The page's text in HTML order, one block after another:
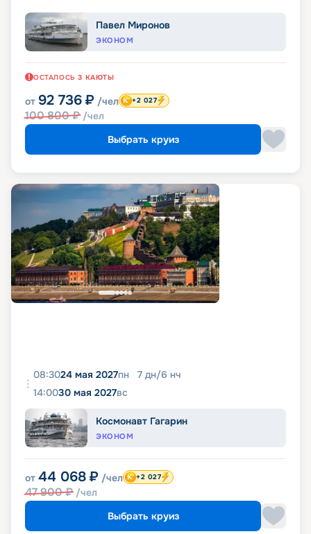
Павел Миронов
ЭКОНОМ
ОСТАЛОСЬ 3 КАЮТЫ
от 92 736 ₽ /чел
100 800₽ /чел
+2 027
Выбрать круиз
08:3024 мая 2027пн 7 дн/6 нч
14:0030 мая 2027вс
Космонавт Гагарин
ЭКОНОМ
от 44 068 ₽ /чел
47 900₽ /чел
+2 027
Выбрать круиз